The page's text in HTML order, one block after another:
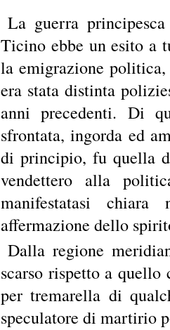
La guerra
Ticino ebbe un esito a
la emigrazione
era stata distinta
anni precedenti. Di
sfrontata, ingorda ed
di principio, fu quella
vendettero alla
manifestatasi
affermazione dello
Dalla regione
scarso rispetto a
per tremarella di
speculatore di martirio